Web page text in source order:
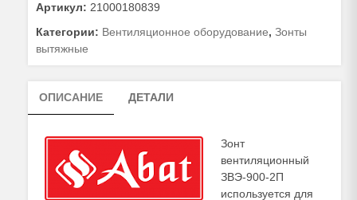
ЗВЭ-900-
2-
П
Артикул: 21000180839
Категории: Вентиляционное оборудование, Зонты
вытяжные
ОПИСАНИЕ ДЕТАЛИ
Зонт
вентиляционный
ЗВЭ-900-2П
используется для